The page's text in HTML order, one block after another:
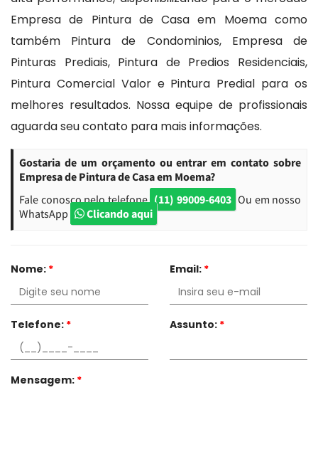
Empresa de Pintura de Casa em Moema como
também Pintura de Condominios, Empresa de
Pinturas Prediais, Pintura de Predios Residenciais,
Pintura Comercial Valor e Pintura Predial para os
melhores resultados. Nossa equipe de profissionais
aguarda seu contato para mais informações.
Gostaria de um orçamento ou entrar em contato sobre
Empresa de Pintura de Casa em Moema?
Fale conosco pelo telefone (11) 99009-6403 Ou em nosso
WhatsApp
Clicando aqui
Nome: * Email: *
Telefone: * Assunto: *
Mensagem: *